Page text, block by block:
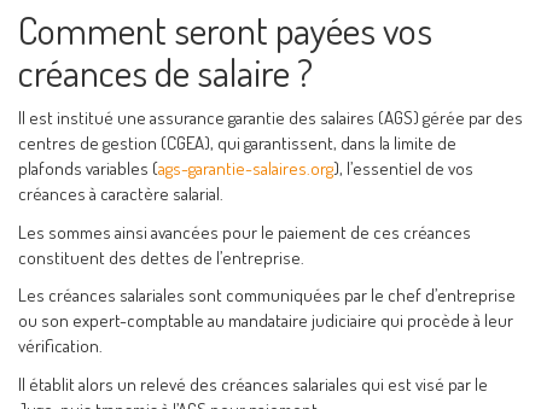
Comment seront payées vos
créances de salaire ?
Il est institué une assurance garantie des salaires (AGS) gérée par des
centres de gestion (CGEA), qui garantissent, dans la limite de
plafonds variables (ags-garantie-salaires.org), l’essentiel de vos
créances à caractère salarial.
Les sommes ainsi avancées pour le paiement de ces créances
constituent des dettes de l’entreprise.
Les créances salariales sont communiquées par le chef d’entreprise
ou son expert-comptable au mandataire judiciaire qui procède à leur
vérification.
Il établit alors un relevé des créances salariales qui est visé par le